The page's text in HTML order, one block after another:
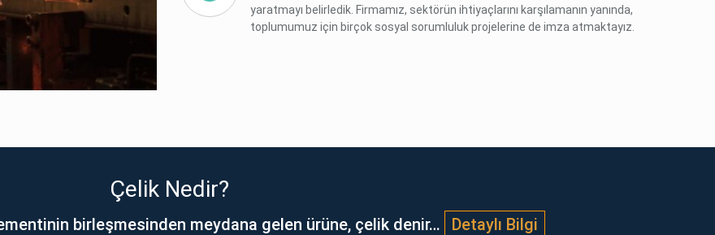
yaratmayı belirledik. Firmamız, sektörün ihtiyaçlarını karşılamanın yanında,
toplumumuz için birçok sosyal sorumluluk projelerine de imza atmaktayız.
Çelik Nedir?
birleşmesinden meydana gelen ürüne, çelik denir… Detaylı Bilgi